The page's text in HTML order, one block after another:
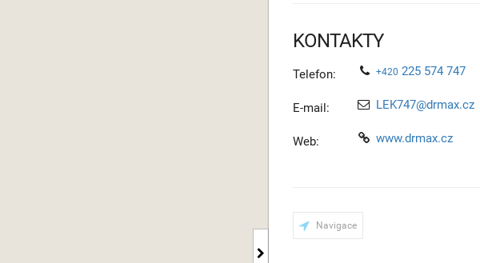
KONTAKTY
Telefon: +420 225 574 747
E-mail: LEK747@drmax.cz
Web: www.drmax.cz
Navigace